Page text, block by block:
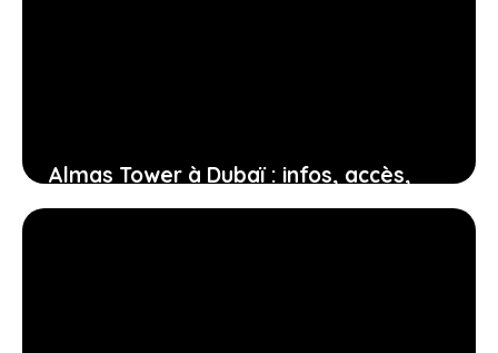
Almas Tower à Dubaï : infos, accès,
bureaux, services pratiques